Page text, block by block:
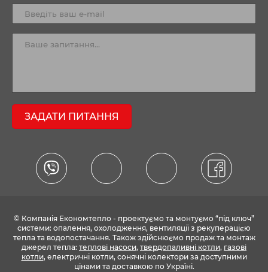
ЗАДАТИ ПИТАННЯ
© Компанія Економтепло - проектуємо та монтуємо “під ключ”
системи: опалення, охолодження, вентиляції з рекуперацією
тепла та водопостачання. Також здійснюємо продаж та монтаж
джерел тепла: теплові насоси, твердопаливні котли, газові
котли, електричні котли, сонячні колектори за доступними
цінами та доставкою по Україні.